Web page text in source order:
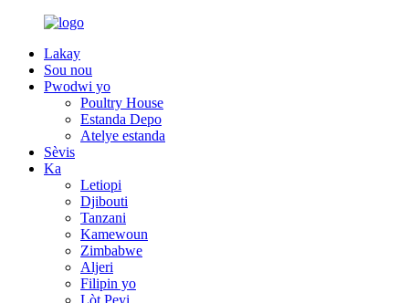
Lakay
Sou nou
Pwodwi yo
Poultry House
Estanda Depo
Atelye estanda
Sèvis
Ka
Letiopi
Djibouti
Tanzani
Kamewoun
Zimbabwe
Aljeri
Filipin yo
Lòt Peyi